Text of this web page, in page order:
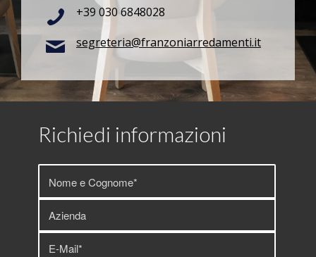
+39 030 6848028
segreteria@franzoniarredamenti.it
Richiedi informazioni